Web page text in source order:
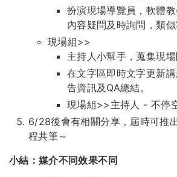
扮演現場導覽員，軟體
內容疑問及時詢問，類似
現場組>>
主持人小幫手，蒐集現場
在文字區即時文字更新
告資訊及QA總結。
現場組>>主持人 - 不停
6/28後會有相關分享，屆時可推
程共筆～
小結：媒介不同效果不同